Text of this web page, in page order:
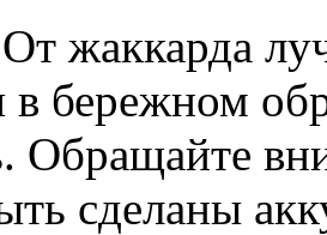
жаккарда
в бережном
Обращайте
сделаны